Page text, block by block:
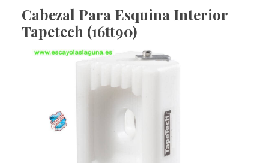
Cabezal Para Esquina Interior
Tapetech (16tt90)